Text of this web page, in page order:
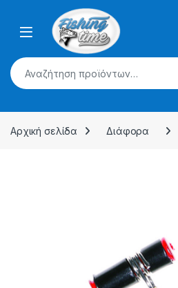
Skip to navigation
Αναζήτηση για:
Αρχική σελίδα Διάφορα